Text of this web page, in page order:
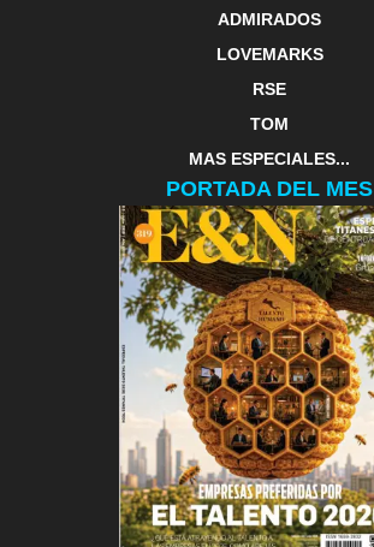
ADMIRADOS
LOVEMARKS
RSE
TOM
MAS ESPECIALES...
PORTADA DEL MES